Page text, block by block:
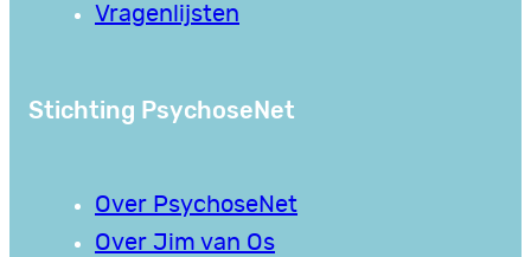
Vragenlijsten
Stichting PsychoseNet
Over PsychoseNet
Over Jim van Os